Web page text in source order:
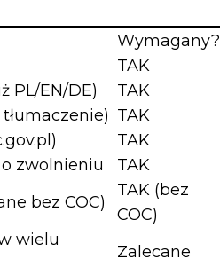
Wymagany?
TAK
PL/EN/DE)
TAK
TAK
TAK
zwolnieniu
TAK
bez COC)
TAK (bez
COC)
wielu
Zalecane